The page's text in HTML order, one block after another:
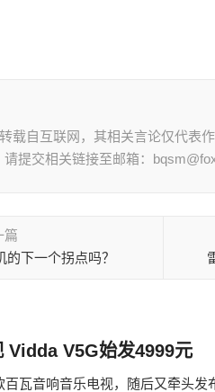
载自互联网，其相关言论仅代表
提交相关链接至邮箱：
篇
下一个拐点吗？
Vidda V5G始发4999元
瓦音响音乐电视，随后又牵头